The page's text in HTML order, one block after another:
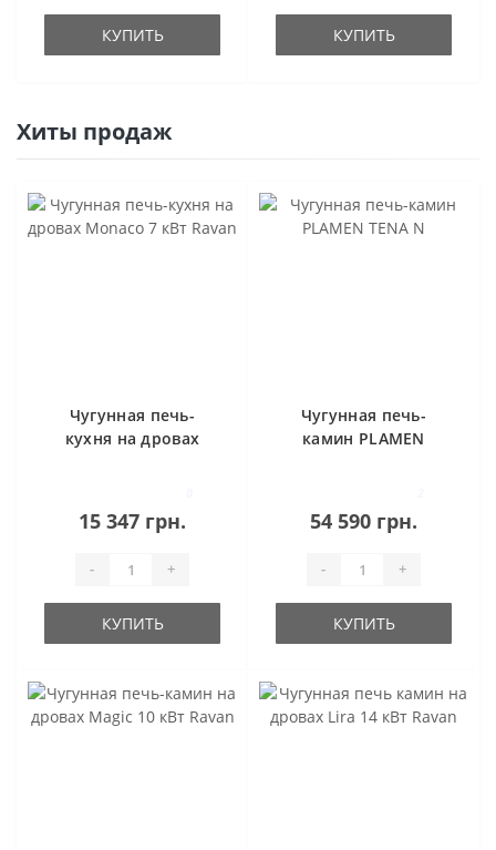
КУПИТЬ КУПИТЬ
Хиты продаж
Чугунная печь-
кухня на дровах
15 347 грн.
- +
КУПИТЬ
Чугунная печь-
камин PLAMEN
54 590 грн.
- +
КУПИТЬ